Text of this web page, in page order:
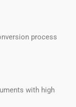
process
with high